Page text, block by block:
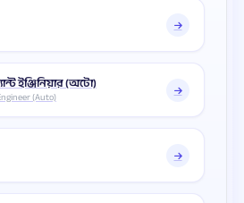
ইঞ্জিনিয়ার (অটো)
(Auto)